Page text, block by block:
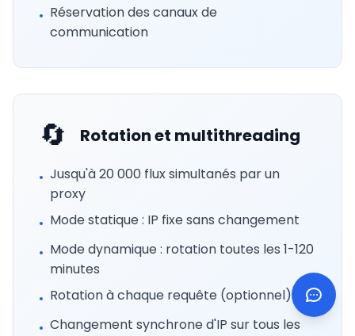
• Réservation des canaux de
communication
🔄 Rotation et multithreading
• Jusqu'à 20 000 flux simultanés par un
proxy
• Mode statique : IP fixe sans changement
• Mode dynamique : rotation toutes les 1-120
minutes
• Rotation à chaque requête (optionnel)
• Changement synchrone d'IP sur tous les